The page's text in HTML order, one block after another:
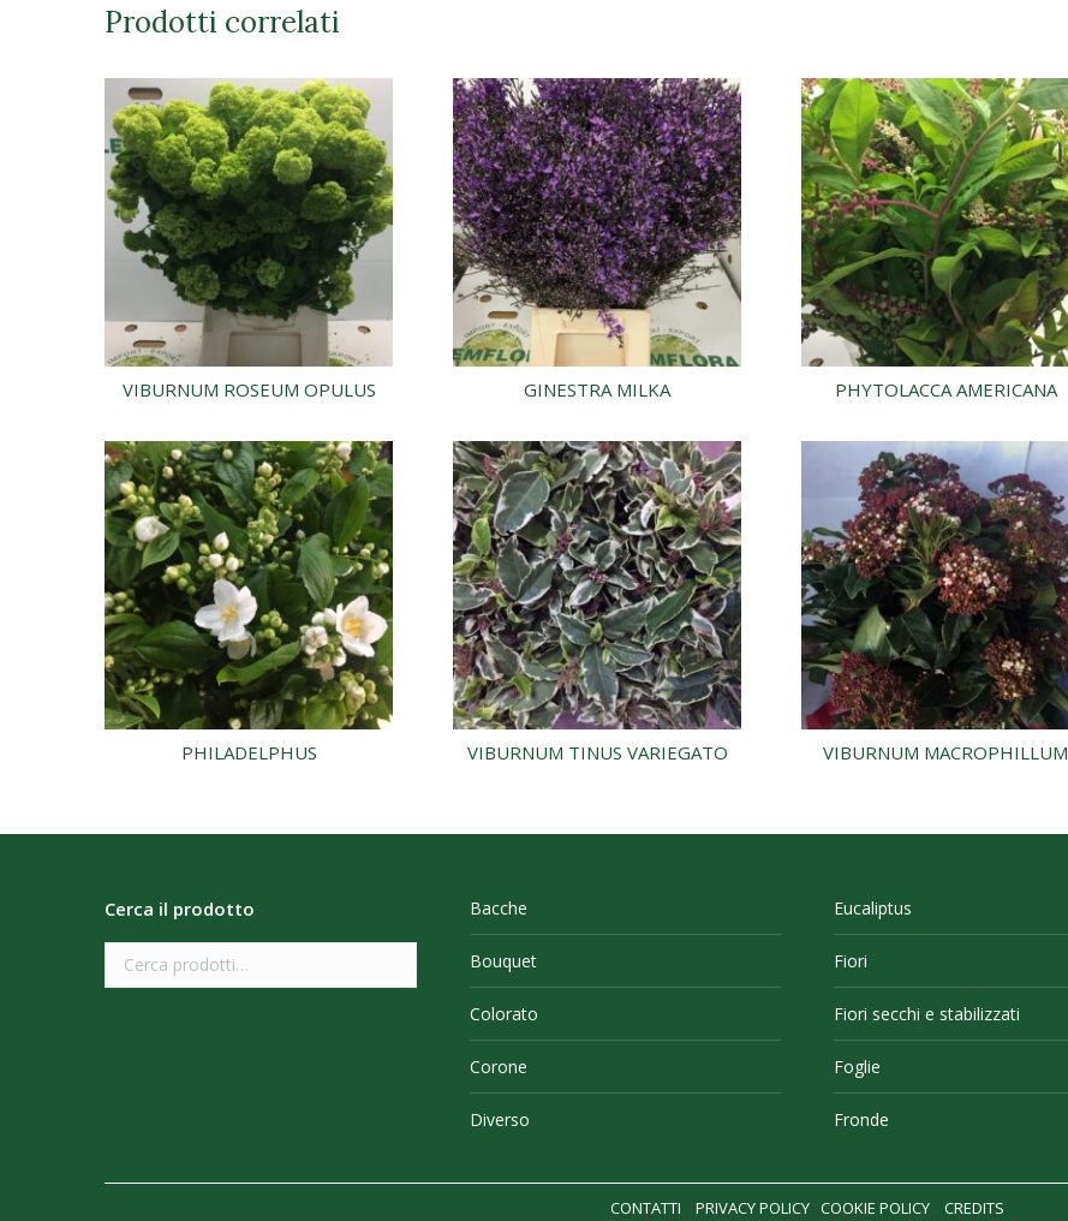
Prodotti correlati
VIBURNUM ROSEUM OPULUS GINESTRA MILKA PHYTOLACCA AMERICANA
PHILADELPHUS VIBURNUM TINUS VARIEGATO VIBURNUM MACROPHILLUM
Cerca il prodotto Bacche
Bouquet
Colorato
Corone
Diverso
Eucaliptus
Fiori
Fiori secchi e stabilizzati
Foglie
Fronde
CONTATTI PRIVACY POLICY COOKIE POLICY
CREDITS